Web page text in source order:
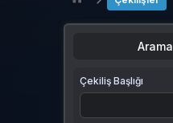
Arama
Çekiliş Başlığı